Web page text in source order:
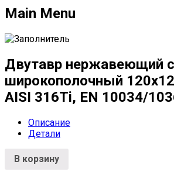
Main Menu
Двутавр нержавеющий
широкополочный
AISI 316Ti, EN 10034/
Описание
Детали
В корзину